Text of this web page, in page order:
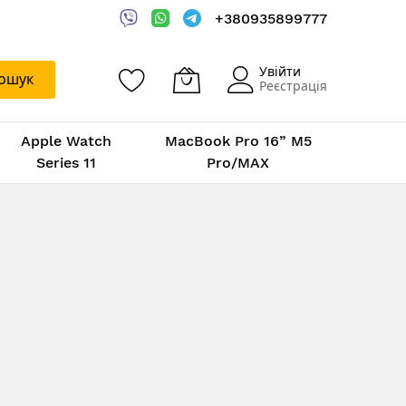
+380935899777
Увійти
Реєстрація
Apple Watch
Series 11
MacBook Pro 16” M5
Pro/MAX